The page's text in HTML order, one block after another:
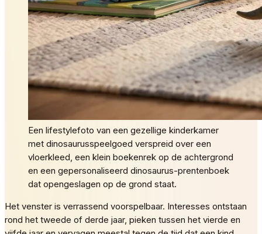
Een lifestylefoto van een gezellige kinderkamer
met dinosaurusspeelgoed verspreid over een
vloerkleed, een klein boekenrek op de achtergrond
en een gepersonaliseerd dinosaurus-prentenboek
dat opengeslagen op de grond staat.
Het venster is verrassend voorspelbaar. Interesses ontstaan
rond het tweede of derde jaar, pieken tussen het vierde en